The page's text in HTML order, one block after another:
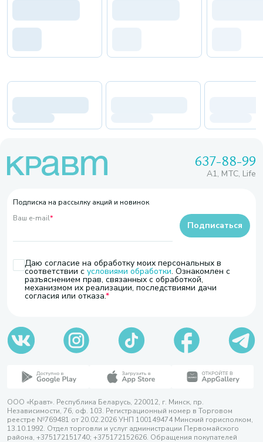
637-88-99
A1, МТС, Life
Подписка на рассылку акций и новинок
Ваш e-mail*
Даю согласие на обработку моих персональных в
соответствии с условиями обработки. Ознакомлен с
разъяснением прав, связанных с обработкой,
механизмом их реализации, последствиями дачи
согласия или отказа.
Подписаться
ООО «Кравт». Республика Беларусь, 220012, г. Минск, пр.
Независимости, 76, оф. 103. Регистрационный номер в Торговом
реестре №769481 от 20.02.2026 УНП 100149474 Минский горисполком,
13.10.1992. Отдел торговли и услуг администрации Первомайского
района, +375172151740; +375172152626. Обращения покупателей